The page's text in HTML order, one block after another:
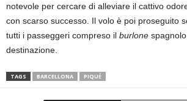
notevole per cercare di alleviare il cattivo
con scarso successo. Il volo è poi proseguito
tutti i passeggeri compreso il burlone
destinazione.
TAGS BARCELLONA PIQUÉ